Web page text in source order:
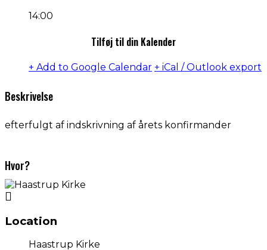
14:00
Tilføj til din Kalender
+ Add to Google Calendar + iCal / Outlook export
Beskrivelse
efterfulgt af indskrivning af årets konfirmander
Hvor?
Location
Haastrup Kirke